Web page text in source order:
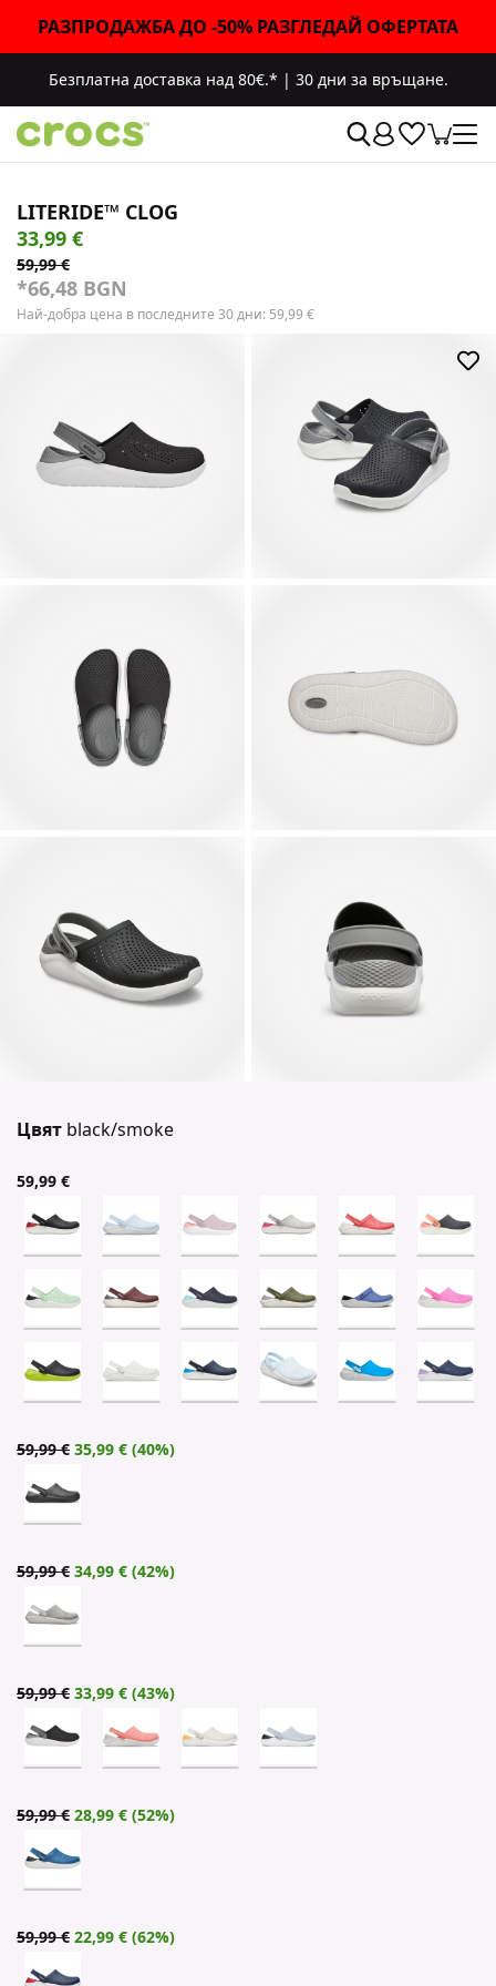
РАЗПРОДАЖБА ДО -50% РАЗГЛЕДАЙ ОФЕРТАТА
Безплатна доставка над 80€.* | 30 дни за връщане.
LITERIDE™ CLOG
33,99 €
59,99 €
*66,48 BGN
Най-добра цена в последните 30 дни: 59,99 €
Цвят black/smoke
59,99 €
59,99 € 35,99 € (40%)
59,99 € 34,99 € (42%)
59,99 € 33,99 € (43%)
59,99 € 28,99 € (52%)
59,99 € 22,99 € (62%)